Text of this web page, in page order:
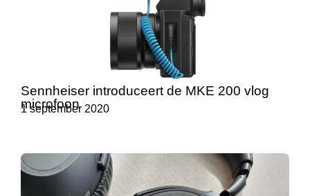
Sennheiser introduceert de MKE 200 vlog
microfoon
1 september 2020